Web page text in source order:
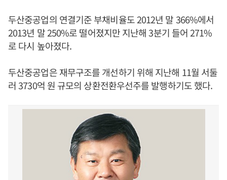
두산중공업의 연결기준 부채비율도 2012년 말 366%에서
2013년 말 250%로 떨어졌지만 지난해 3분기 들어 271%
로 다시 높아졌다.
두산중공업은 재무구조를 개선하기 위해 지난해 11월 서둘
러 3730억 원 규모의 상환전환우선주를 발행하기도 했다.